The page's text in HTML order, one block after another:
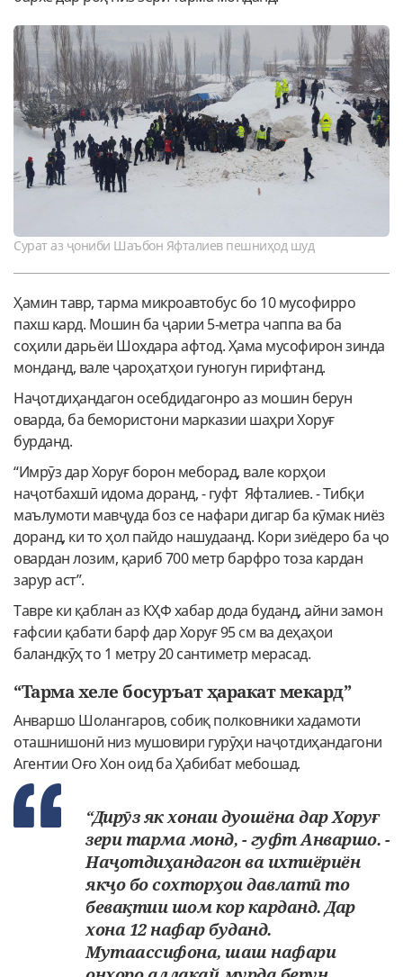
Сурат аз ҷониби Шаъбон Яфталиев пешниҳод шуд
Ҳамин тавр, тарма микроавтобус бо 10 мусофирро
пахш кард. Мошин ба ҷарии 5-метра чаппа ва ба
соҳили дарьёи Шохдара афтод. Ҳама мусофирон зинда
монданд, вале ҷароҳатҳои гуногун гирифтанд.
Наҷотдиҳандагон осебдидагонро аз мошин берун
оварда, ба бемористони марказии шаҳри Хоруғ
бурданд.
“Имрӯз дар Хоруғ борон меборад, вале корҳои
наҷотбахшӣ идома доранд, - гуфт Яфталиев. - Тибқи
маълумоти мавҷуда боз се нафари дигар ба кӯмак ниёз
доранд, ки то ҳол пайдо нашудаанд. Кори зиёдеро ба ҷо
овардан лозим, қариб 700 метр барфро тоза кардан
зарур аст”.
Тавре ки қаблан аз КҲФ хабар дода буданд, айни замон
ғафсии қабати барф дар Хоруғ 95 см ва деҳаҳои
баландкӯҳ то 1 метру 20 сантиметр мерасад.
“Тарма хеле босуръат ҳаракат мекард”
Анваршо Шолангаров, собиқ полковники хадамоти
оташнишонӣ низ мушовири гурӯҳи наҷотдиҳандагони
Агентии Оғо Хон оид ба Ҳабибат мебошад.
“Дирӯз як хонаи дуошёна дар Хоруғ
зери тарма монд, - гуфт Анваршо. -
Наҷотдиҳандагон ва ихтиёриён
якҷо бо сохторҳои давлатӣ то
бевақтии шом кор карданд. Дар
хона 12 нафар буданд.
Мутаассифона, шаш нафари